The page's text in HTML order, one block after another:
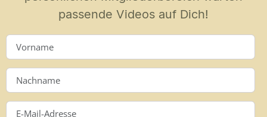
passende Videos auf Dich!